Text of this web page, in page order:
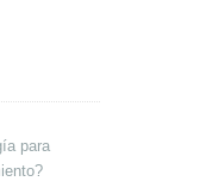
para